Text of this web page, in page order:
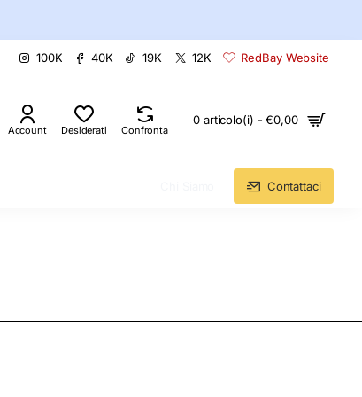
100K 40K 19K 12K RedBay Website
Account Desiderati Confronta
0 articolo(i) - €0,00
Contattaci